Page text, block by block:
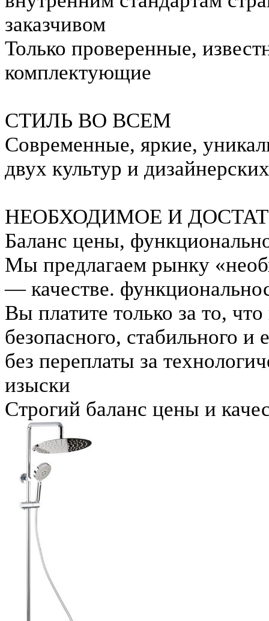
заказчивом
Только проверенные,
комплектующие
СТИЛЬ ВО ВСЕМ
Современные, яркие,
двух культур и
НЕОБХОДИМОЕ И
Баланс цены,
Мы предлагаем рынку
— качестве.
Вы платите только за то,
безопасного, стабильного
без переплаты за
изыски
Строгий баланс цены и